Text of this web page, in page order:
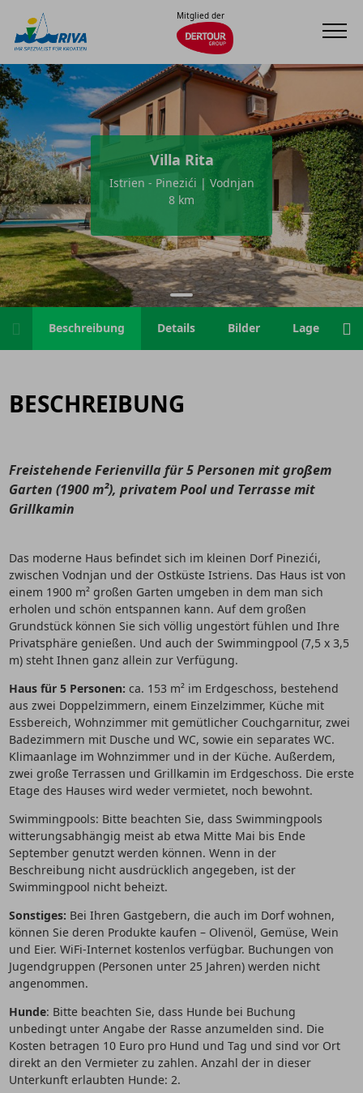
Mitglied der
Villa Rita
Istrien - Pinezići | Vodnjan
8 km
Beschreibung Details Bilder Lage
BESCHREIBUNG
Freistehende Ferienvilla für 5 Personen mit großem
Garten (1900 m²), privatem Pool und Terrasse mit
Grillkamin
Das moderne Haus befindet sich im kleinen Dorf Pinezići,
zwischen Vodnjan und der Ostküste Istriens. Das Haus ist von
einem 1900 m² großen Garten umgeben in dem man sich
erholen und schön entspannen kann. Auf dem großen
Grundstück können Sie sich völlig ungestört fühlen und Ihre
Privatsphäre genießen. Und auch der Swimmingpool (7,5 x 3,5
m) steht Ihnen ganz allein zur Verfügung.
Haus für 5 Personen: ca. 153 m² im Erdgeschoss, bestehend
aus zwei Doppelzimmern, einem Einzelzimmer, Küche mit
Essbereich, Wohnzimmer mit gemütlicher Couchgarnitur, zwei
Badezimmern mit Dusche und WC, sowie ein separates WC.
Klimaanlage im Wohnzimmer und in der Küche. Außerdem,
zwei große Terrassen und Grillkamin im Erdgeschoss. Die erste
Etage des Hauses wird weder vermietet, noch bewohnt.
Swimmingpools: Bitte beachten Sie, dass Swimmingpools
witterungsabhängig meist ab etwa Mitte Mai bis Ende
September genutzt werden können. Wenn in der
Beschreibung nicht ausdrücklich angegeben, ist der
Swimmingpool nicht beheizt.
Sonstiges: Bei Ihren Gastgebern, die auch im Dorf wohnen,
können Sie deren Produkte kaufen – Olivenöl, Gemüse, Wein
und Eier. WiFi-Internet kostenlos verfügbar. Buchungen von
Jugendgruppen (Personen unter 25 Jahren) werden nicht
angenommen.
Hunde: Bitte beachten Sie, dass Hunde bei Buchung
unbedingt unter Angabe der Rasse anzumelden sind. Die
Kosten betragen 10 Euro pro Hund und Tag und sind vor Ort
direkt an den Vermieter zu zahlen. Anzahl der in dieser
Unterkunft erlaubten Hunde: 2.